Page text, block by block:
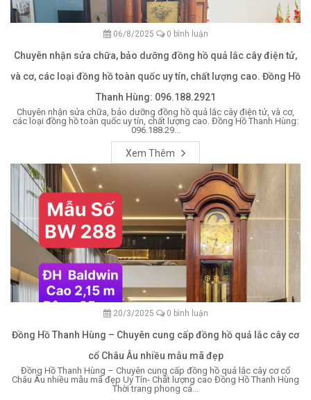
06/8/2025 0 bình luận
Chuyên nhận sửa chữa, bảo dưỡng đồng hồ quả lắc cây điện tử,
và cơ, các loại đồng hồ toàn quốc uy tín, chất lượng cao. Đồng Hồ
Thanh Hùng: 096.188.2921
Chuyên nhận sửa chữa, bảo dưỡng đồng hồ quả lắc cây điện tử, và cơ,
các loại đồng hồ toàn quốc uy tín, chất lượng cao. Đồng Hồ Thanh Hùng:
096.188.29...
Xem Thêm
20/3/2025 0 bình luận
Đồng Hồ Thanh Hùng – Chuyên cung cấp đồng hồ quả lắc cây cơ
cổ Châu Âu nhiều mẫu mã đẹp
Đồng Hồ Thanh Hùng – Chuyên cung cấp đồng hồ quả lắc cây cơ cổ
Châu Âu nhiều mẫu mã đẹp Uy Tín- Chất lượng cao Đồng Hồ Thanh Hùng
Thời trang phong cá...